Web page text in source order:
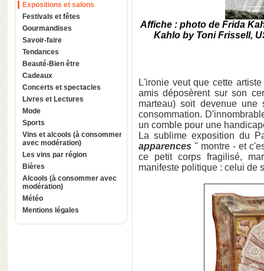
Expositions et salons
Festivals et fêtes
Gourmandises
Savoir-faire
Tendances
Beauté-Bien être
Cadeaux
Concerts et spectacles
Livres et Lectures
Mode
Sports
Vins et alcools (à consommer
avec modération)
Les vins par région
Bières
Alcools (à consommer avec
modération)
Météo
Mentions légales
Affiche : photo de Frida
Kahlo by Toni Frissell,
L'ironie veut que cette
amis déposèrent sur son
marteau) soit devenue
consommation.
un comble pour une
La sublime exposition du
apparences " montre - et
ce petit corps fragilisé,
manifeste politique : celui de